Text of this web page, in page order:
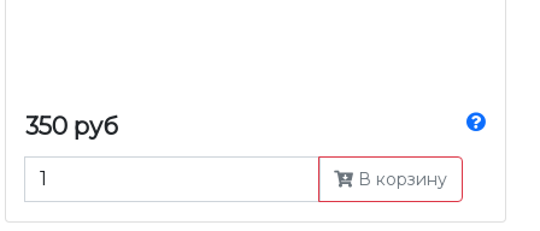
350 руб
В корзину